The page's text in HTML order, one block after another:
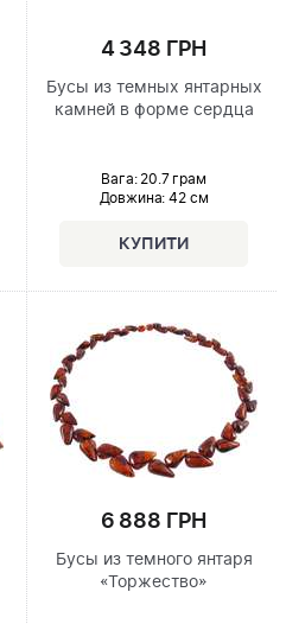
4 348 ГРН
Бусы из темных янтарных
камней в форме сердца
Вага: 20.7 грам
Довжина: 42 см
6 888 ГРН
Бусы из темного янтаря
«Торжество»